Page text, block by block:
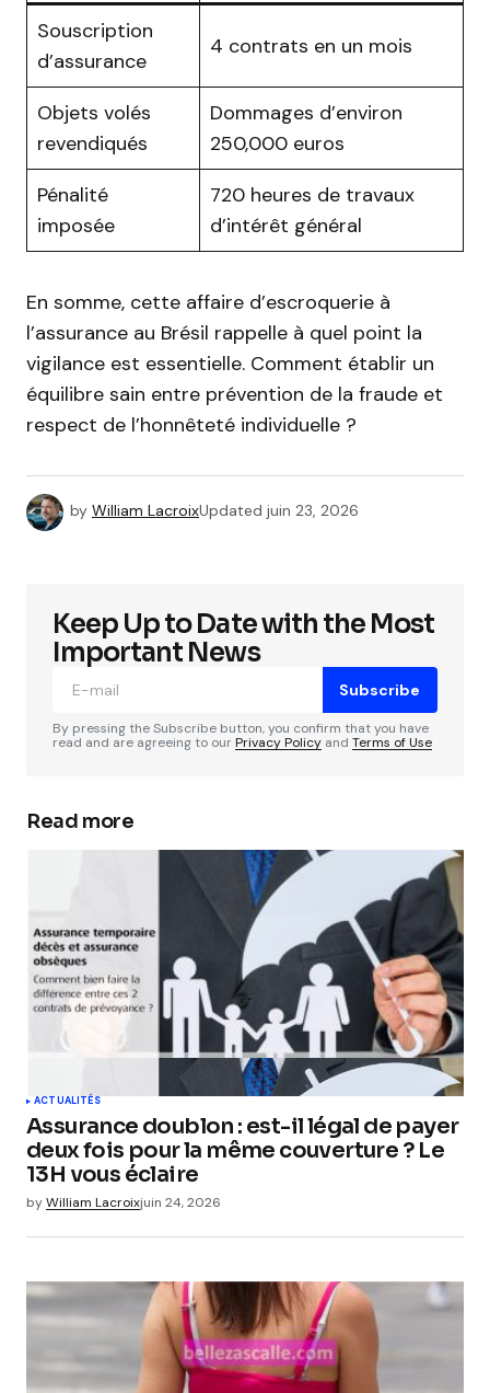
Souscription
d’assurance
4 contrats en un mois
Objets volés
revendiqués
Dommages d’environ
250,000 euros
Pénalité
imposée
720 heures de travaux
d’intérêt général
En somme, cette affaire d’escroquerie à
l’assurance au Brésil rappelle à quel point la
vigilance est essentielle. Comment établir un
équilibre sain entre prévention de la fraude et
respect de l’honnêteté individuelle ?
by William LacroixUpdated juin 23, 2026
Keep Up to Date with the Most
Important News
Subscribe
By pressing the Subscribe button, you confirm that you have
read and are agreeing to ourPrivacy Policy and Terms of Use
Read more
ACTUALITÉS
Assurance doublon : est-il légal de payer
deux fois pour la même couverture ? Le
13H vous éclaire
byWilliam Lacroixjuin 24, 2026